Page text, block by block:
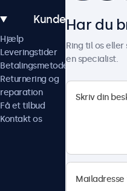
Kundeservice
Hjælp
Leveringstider
Betalingsmetoder
Returnering og
reparation
Få et tilbud
Kontakt os
Har du
Ring til os
en specialist.